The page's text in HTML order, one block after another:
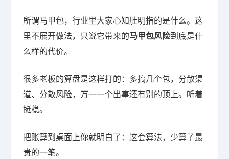
所谓马甲包，行业里大家心知肚明指的是什么。这
里不展开做法，只说它带来的马甲包风险到底是什
么样的代价。
很多老板的算盘是这样打的：多搞几个包，分散渠
道、分散风险，万一一个出事还有别的顶上。听着
挺稳。
把账算到桌面上你就明白了：这套算法，少算了最
贵的一笔。